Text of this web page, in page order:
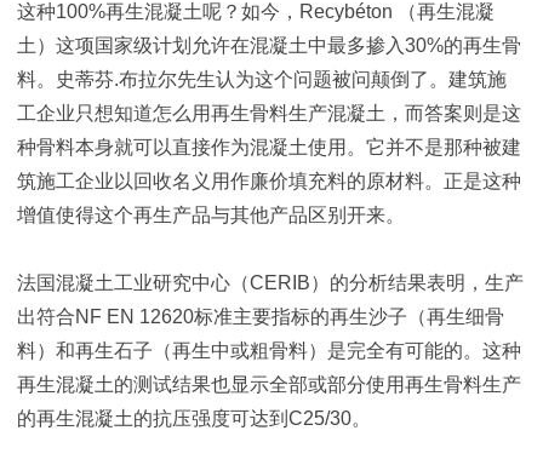
这种100%再生混凝土呢？如今，Recybéton （再生混凝
土）这项国家级计划允许在混凝土中最多掺入30%的再生骨
料。史蒂芬.布拉尔先生认为这个问题被问颠倒了。建筑施
工企业只想知道怎么用再生骨料生产混凝土，而答案则是这
种骨料本身就可以直接作为混凝土使用。它并不是那种被建
筑施工企业以回收名义用作廉价填充料的原材料。正是这种
增值使得这个再生产品与其他产品区别开来。
法国混凝土工业研究中心（CERIB）的分析结果表明，生产
出符合NF EN 12620标准主要指标的再生沙子（再生细骨
料）和再生石子（再生中或粗骨料）是完全有可能的。这种
再生混凝土的测试结果也显示全部或部分使用再生骨料生产
的再生混凝土的抗压强度可达到C25/30。